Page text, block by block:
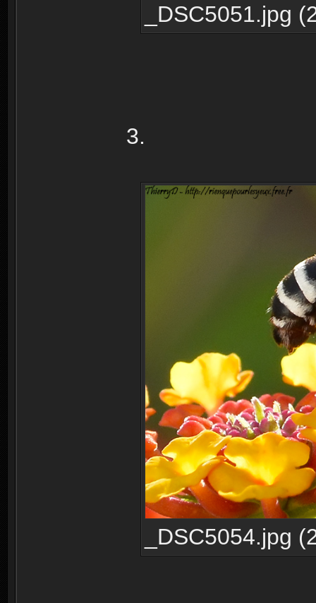
_DSC5051.jpg
3.
_DSC5054.jpg